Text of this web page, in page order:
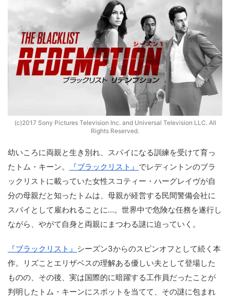
(c)2017 Sony Pictures Television Inc. and Universal Television LLC. All
Rights Reserved.
幼いころに両親と生き別れ、スパイになる訓練を受けて育っ
たトム・キーン。
『ブラックリスト』 でレディントンのブラ
ックリストに載っていた女性スコティー・ハーグレイヴが自
分の母親だと知ったトムは、母親が経営する民間警備会社に
スパイとして雇われることに…。世界中で危険な任務を遂行し
ながら、やがて自身と両親にまつわる謎に迫っていく。
『ブラックリスト』 シーズン3からのスピンオフとして続く本
作。リズことエリザベスの理解ある優しい夫として登場した
ものの、その後、実は国際的に暗躍する工作員だったことが
判明したトム・キーンにスポットを当てて、その謎に包まれ